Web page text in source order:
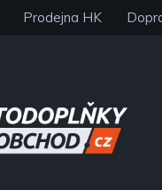
Prodejna HK